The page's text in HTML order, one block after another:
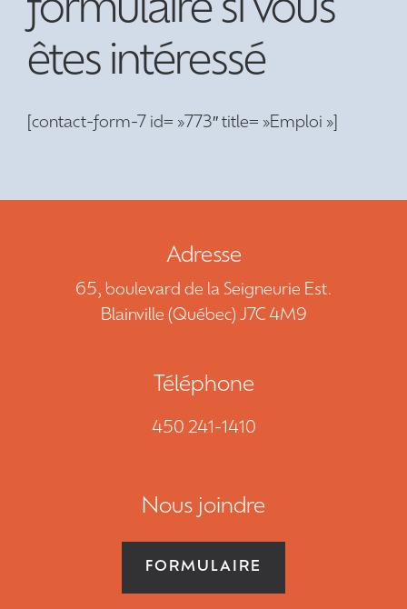
NOUS JOINDRE
DEMANDE DE SOUMISSION
450 241-1410
formulaire si vous
êtes intéressé
[contact-form-7 id= »773″ title= »Emploi »]
Adresse
65, boulevard de la Seigneurie Est.
Blainville (Québec) J7C 4M9
Téléphone
450 241-1410
Nous joindre
FORMULAIRE